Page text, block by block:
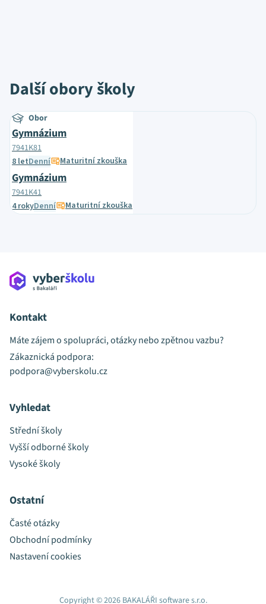
Další obory školy
Obor
Gymnázium
7941K81
8 letDenní Maturitní zkouška
Gymnázium
7941K41
4 rokyDenní Maturitní zkouška
Kontakt
Máte zájem o spolupráci, otázky nebo zpětnou vazbu?
Zákaznická podpora:
podpora@vyberskolu.cz
Vyhledat
Střední školy
Vyšší odborné školy
Vysoké školy
Ostatní
Časté otázky
Obchodní podmínky
Nastavení cookies
Copyright © 2026 BAKALÁŘI software s.r.o.